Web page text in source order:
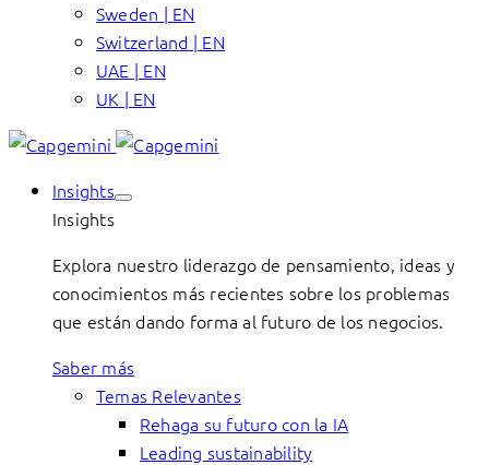
Sweden | EN
Switzerland | EN
UAE | EN
UK | EN
Insights
Insights
Explora nuestro liderazgo de pensamiento, ideas y
conocimientos más recientes sobre los problemas
que están dando forma al futuro de los negocios.
Saber más
Temas Relevantes
Rehaga su futuro con la IA
Leading sustainability